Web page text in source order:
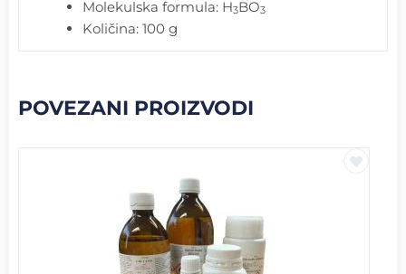
Molekulska formula: H3BO3
Količina: 100 g
POVEZANI PROIZVODI